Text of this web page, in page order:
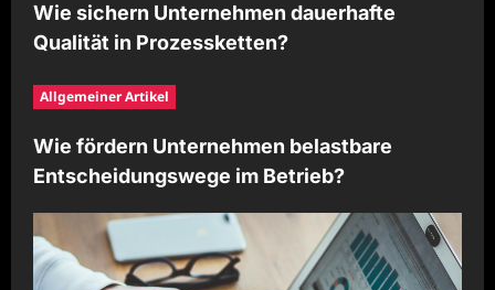
Wie sichern Unternehmen dauerhafte
Qualität in Prozessketten?
Allgemeiner Artikel
Wie fördern Unternehmen belastbare
Entscheidungswege im Betrieb?